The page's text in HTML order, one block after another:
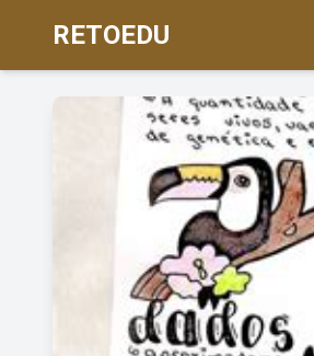
RETOEDU